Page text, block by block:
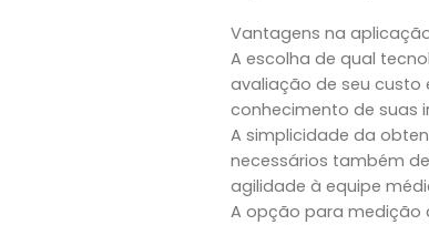
Vantagens na
A escolha de qual
avaliação de seu custo
conhecimento de suas
A simplicidade da
necessários também
agilidade à equipe
A opção para medição